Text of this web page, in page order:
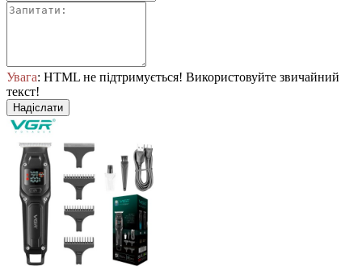
Увага: HTML не підтримується! Використовуйте звичайний
текст!
Надіслати